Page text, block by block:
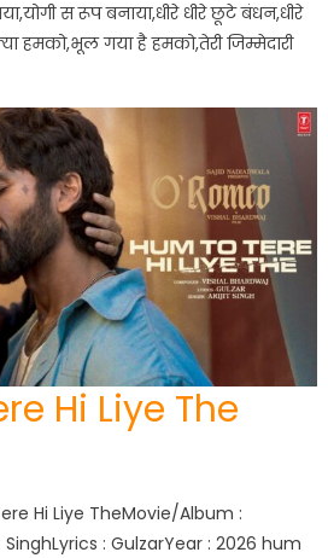
स रूप बनाया,धीरे धीरे छूटे बंधन,धीरे
हमको,भूल गया है हमको,तेरी जिम्मेदारी
Hi Liye The
Hi Liye TheMovie/Album :
SinghLyrics : GulzarYear : 2026 hum